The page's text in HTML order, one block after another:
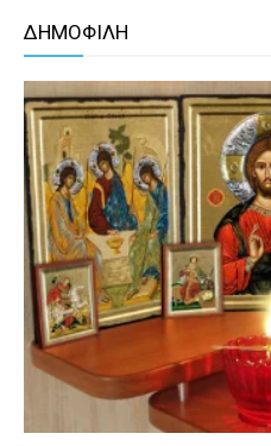
ΔΗΜΟΦΙΛΗ